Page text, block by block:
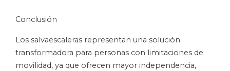
Conclusión
Los salvaescaleras representan una solución
transformadora para personas con limitaciones de
movilidad, ya que ofrecen mayor independencia,